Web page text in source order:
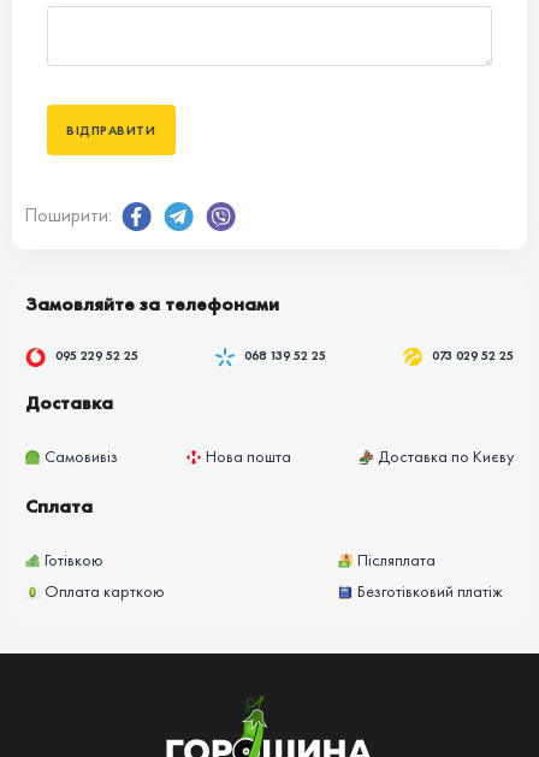
Поширити:
Замовляйте за телефонами
095 229 52 25 068 139 52 25 073 029 52 25
Доставка
Самовивіз Нова пошта Доставка по Києву
Сплата
Готівкою
Післяплата
Оплата карткою
Безготівковий платіж